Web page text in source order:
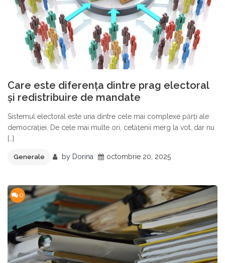
Care este diferența dintre prag electoral
și redistribuire de mandate
Sistemul electoral este una dintre cele mai complexe părți ale
democrației. De cele mai multe ori, cetățenii merg la vot, dar nu
[…]
Generale by Dorina octombrie 20, 2025
0